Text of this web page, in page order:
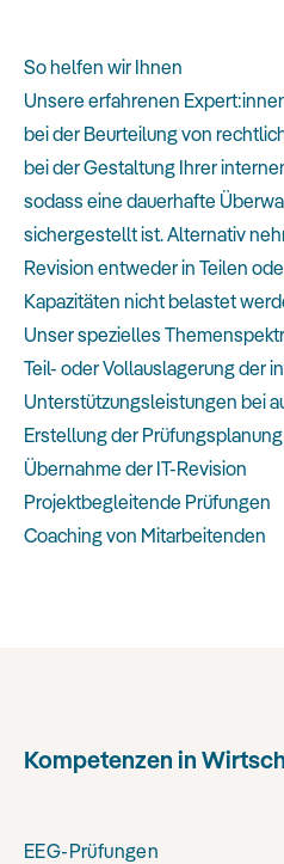
So helfen wir Ihnen
Unsere erfahrenen
bei der Beurteilung von
bei der Gestaltung Ihrer
sodass eine dauerhafte
sichergestellt ist. Alternativ
Revision entweder in Teilen
Kapazitäten nicht belastet
Unser spezielles
Teil- oder Vollauslagerung der
Unterstützungsleistungen bei
Erstellung der Prüfungsplanung
Übernahme der IT-Revision
Projektbegleitende Prüfungen
Coaching von Mitarbeitenden
Kompetenzen in
EEG-Prüfungen